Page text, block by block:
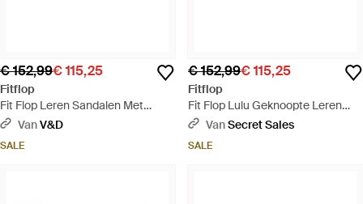
€ 152,99€ 115,25
Fitflop
Fit Flop Leren Sandalen Met
Geknoopte Teenband Voor - Bruin
VanV&D
SALE
€ 152,99€ 115,25
Fitflop
Fit Flop Lulu Geknoopte Leren
Sandalen - Bruin
VanSecret Sales
SALE